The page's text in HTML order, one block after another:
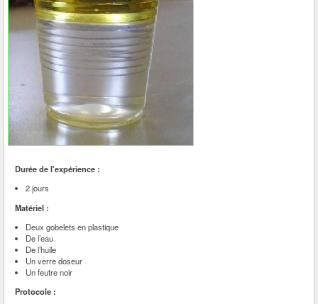
Durée de l'expérience :
2 jours
Matériel :
Deux gobelets en plastique
De l’eau
De l’huile
Un verre doseur
Un feutre noir
Protocole :